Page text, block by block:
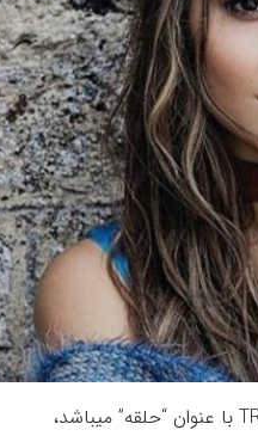
میباشد،
که
“فروزن
2”
موفق
خواهد
بود.
آذر 23, 1398
خواهد بود.